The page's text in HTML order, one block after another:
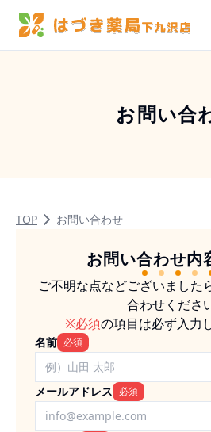
お問い合
TOP お問い合わせ
お問い合わせ内
ご不明な点などございました
合わせくださ
※必須の項目は必ず入力
名前 必須
メールアドレス 必須